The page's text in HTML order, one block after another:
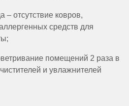
– отсутствие ковров,
средств для
помещений 2 раза в
и увлажнителей